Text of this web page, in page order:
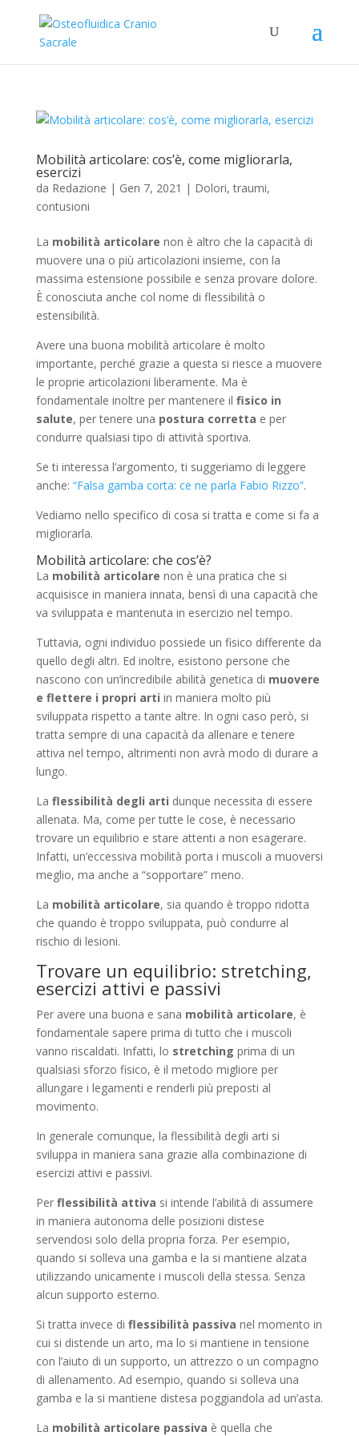
Mobilità articolare: cos’è, come migliorarla,
esercizi
da Redazione | Gen 7, 2021 | Dolori, traumi,
contusioni
La mobilità articolare non è altro che la capacità di
muovere una o più articolazioni insieme, con la
massima estensione possibile e senza provare dolore.
È conosciuta anche col nome di flessibilità o
estensibilità.
Avere una buona mobilità articolare è molto
importante, perché grazie a questa si riesce a muovere
le proprie articolazioni liberamente. Ma è
fondamentale inoltre per mantenere il fisico in
salute, per tenere una postura corretta e per
condurre qualsiasi tipo di attività sportiva.
Se ti interessa l’argomento, ti suggeriamo di leggere
anche: “Falsa gamba corta: ce ne parla Fabio Rizzo”.
Vediamo nello specifico di cosa si tratta e come si fa a
migliorarla.
Mobilità articolare: che cos’è?
La mobilità articolare non è una pratica che si
acquisisce in maniera innata, bensì di una capacità che
va sviluppata e mantenuta in esercizio nel tempo.
Tuttavia, ogni individuo possiede un fisico differente da
quello degli altri. Ed inoltre, esistono persone che
nascono con un’incredibile abilità genetica di muovere
e flettere i propri arti in maniera molto più
sviluppata rispetto a tante altre. In ogni caso però, si
tratta sempre di una capacità da allenare e tenere
attiva nel tempo, altrimenti non avrà modo di durare a
lungo.
La flessibilità degli arti dunque necessita di essere
allenata. Ma, come per tutte le cose, è necessario
trovare un equilibrio e stare attenti a non esagerare.
Infatti, un’eccessiva mobilità porta i muscoli a muoversi
meglio, ma anche a “sopportare” meno.
La mobilità articolare, sia quando è troppo ridotta
che quando è troppo sviluppata, può condurre al
rischio di lesioni.
Trovare un equilibrio: stretching,
esercizi attivi e passivi
Per avere una buona e sana mobilità articolare, è
fondamentale sapere prima di tutto che i muscoli
vanno riscaldati. Infatti, lo stretching prima di un
qualsiasi sforzo fisico, è il metodo migliore per
allungare i legamenti e renderli più preposti al
movimento.
In generale comunque, la flessibilità degli arti si
sviluppa in maniera sana grazie alla combinazione di
esercizi attivi e passivi.
Perflessibilità attiva si intende l’abilità di assumere
in maniera autonoma delle posizioni distese
servendosi solo della propria forza. Per esempio,
quando si solleva una gamba e la si mantiene alzata
utilizzando unicamente i muscoli della stessa. Senza
alcun supporto esterno.
Si tratta invece di flessibilità passiva nel momento in
cui si distende un arto, ma lo si mantiene in tensione
con l’aiuto di un supporto, un attrezzo o un compagno
di allenamento. Ad esempio, quando si solleva una
gamba e la si mantiene distesa poggiandola ad un’asta.
La mobilità articolare passiva è quella che